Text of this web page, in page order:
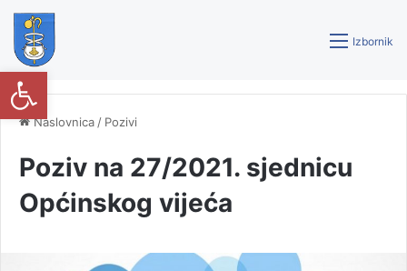
Izbornik
Naslovnica / Pozivi
Poziv na 27/2021. sjednicu
Općinskog vijeća
Open toolbar